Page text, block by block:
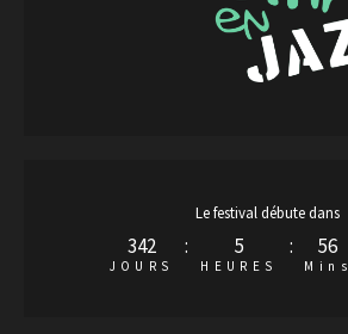
Le festival débute dans
342
JOURS
: 5
HEURES
: 56
Mins